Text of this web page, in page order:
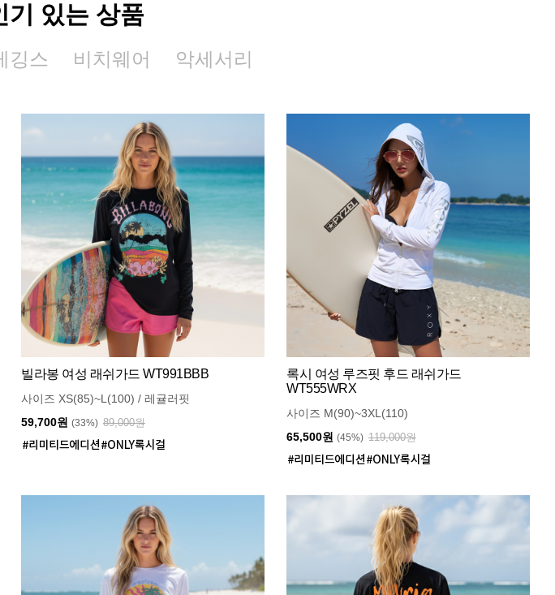
기 있는 상품
깅스 비치웨어 악세서리
빌라봉 여성 래쉬가드 WT991BBB
사이즈 XS(85)~L(100) / 레귤러핏
59,700원 (33%) 89,000원
록시 여성 루즈핏 후드 래쉬가드
WT555WRX
사이즈 M(90)~3XL(110)
65,500원 (45%) 119,000원